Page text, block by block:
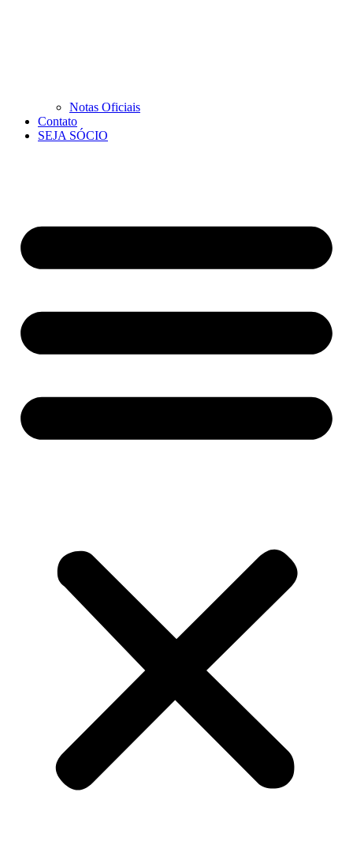
Notas Oficiais
Contato
SEJA SÓCIO